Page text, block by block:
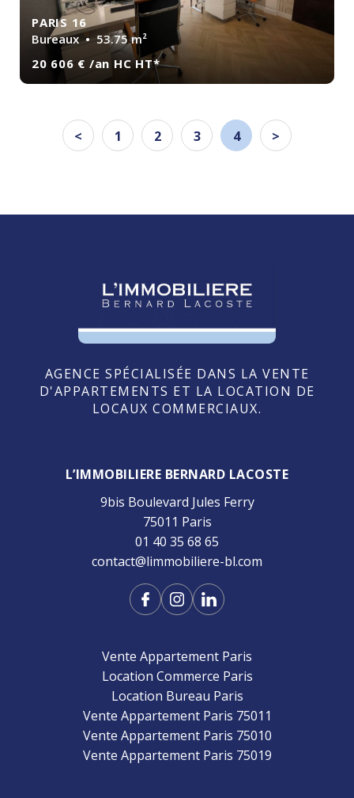
PARIS 16
Bureaux• 53.75 m²
20 606 € /an HC HT*
< 1 2 3 4 >
AGENCE SPÉCIALISÉE DANS LA VENTE
D'APPARTEMENTS ET LA LOCATION DE
LOCAUX COMMERCIAUX.
L’IMMOBILIERE BERNARD LACOSTE
9bis Boulevard Jules Ferry
75011 Paris
01 40 35 68 65
contact@limmobiliere-bl.com
Vente Appartement Paris
Location Commerce Paris
Location Bureau Paris
Vente Appartement Paris 75011
Vente Appartement Paris 75010
Vente Appartement Paris 75019